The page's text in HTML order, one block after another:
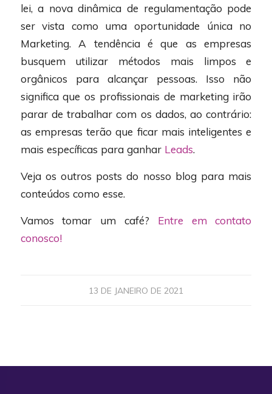
lei, a nova dinâmica de regulamentação pode
ser vista como uma oportunidade única no
Marketing. A tendência é que as empresas
busquem utilizar métodos mais limpos e
orgânicos para alcançar pessoas. Isso não
significa que os profissionais de marketing irão
parar de trabalhar com os dados, ao contrário:
as empresas terão que ficar mais inteligentes e
mais específicas para ganhar Leads.
Veja os outros posts do nosso blog para mais
conteúdos como esse.
Vamos tomar um café? Entre em contato
conosco!
13 DE JANEIRO DE 2021